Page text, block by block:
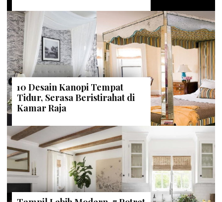
10 Desain Kanopi Tempat
Tidur, Serasa Beristirahat di
Kamar Raja